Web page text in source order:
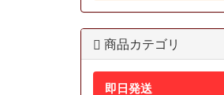
商品カテゴリ
即日発送